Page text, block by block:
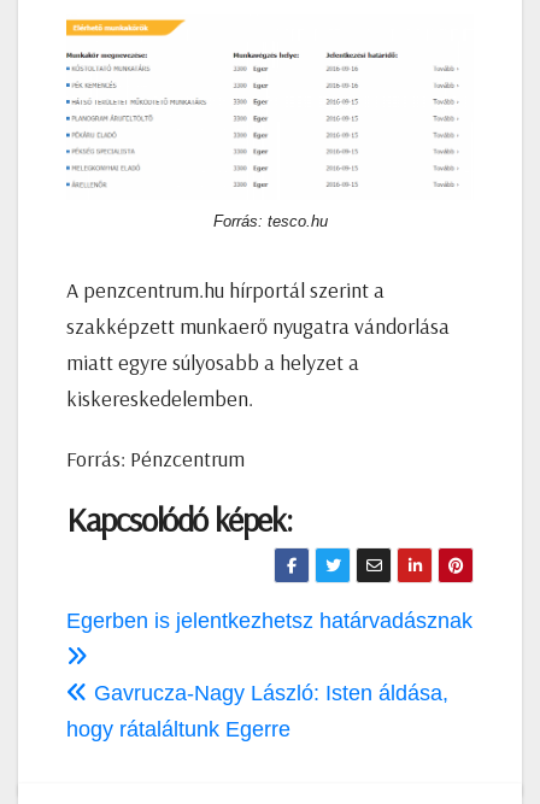
Forrás: tesco.hu
A penzcentrum.hu hírportál szerint a
szakképzett munkaerő nyugatra vándorlása
miatt egyre súlyosabb a helyzet a
kiskereskedelemben.
Forrás: Pénzcentrum
Kapcsolódó képek:
Bejegyzés
navigáció
Egerben is jelentkezhetsz határvadásznak
Gavrucza-Nagy László: Isten áldása,
hogy rátaláltunk Egerre